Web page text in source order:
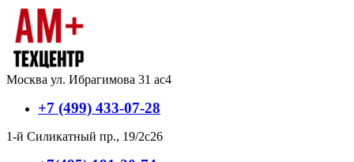
Москва ул. Ибрагимова 31 ас4
+7 (499) 433-07-28
1-й Силикатный пр., 19/2с26